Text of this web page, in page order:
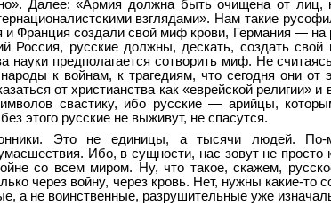
Далее: «Армия должна быть очищена от лиц,
взглядами». Нам такие
и Франция создали свой миф крови, Германия — на
Россия, русские должны, дескать, создать свой
науки предполагается сотворить миф. Не
к войнам, к трагедиям, что сегодня они от
от христианства как «еврейской религии» и
свастику, ибо русские — арийцы,
этого русские не выживут, не спасутся.
Это не единицы, а тысячи людей. По-
Ибо, в сущности, нас зовут не просто
со всем миром. Ну, что такое, скажем,
через войну, через кровь. Нет, нужны какие-то
а не воинственные, разрушительные уже